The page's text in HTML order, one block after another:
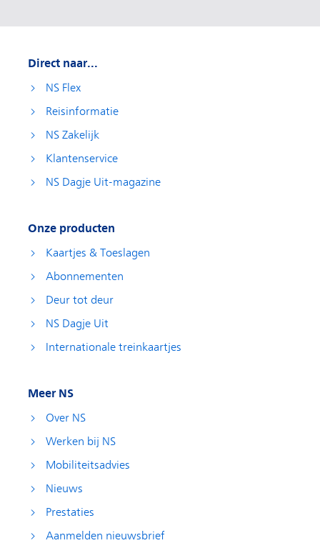
Direct naar...
NS Flex
Reisinformatie
NS Zakelijk
Klantenservice
NS Dagje Uit-magazine
Onze producten
Kaartjes & Toeslagen
Abonnementen
Deur tot deur
NS Dagje Uit
Internationale treinkaartjes
Meer NS
Over NS
Werken bij NS
Mobiliteitsadvies
Nieuws
Prestaties
Aanmelden nieuwsbrief